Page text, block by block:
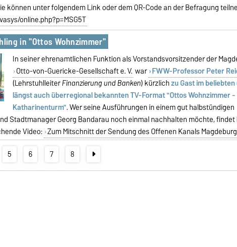
können unter folgendem Link oder dem QR-Code an der Befragung
online.php?p=MSG5T
in "Ottos Wohnzimmer"
In seiner ehrenamtlichen Funktion als Vorstandsvorsitzender der
Otto-von-Guericke-Gesellschaft e. V. war FWW-Professor Peter
(LehrstuhlleiterFinanzierung und Banken) kürzlichzu Gast im
längst auch überregional bekannten TV-Format "Ottos Wohnzimmer -
Katharinenturm". Wer seine Ausführungen in einem gut halbstündigen
Stadtmanager Georg Bandarau noch einmal nachhalten möchte, findet
Video: Zum Mitschnitt der Sendung des Offenen Kanals
5 6 7 8